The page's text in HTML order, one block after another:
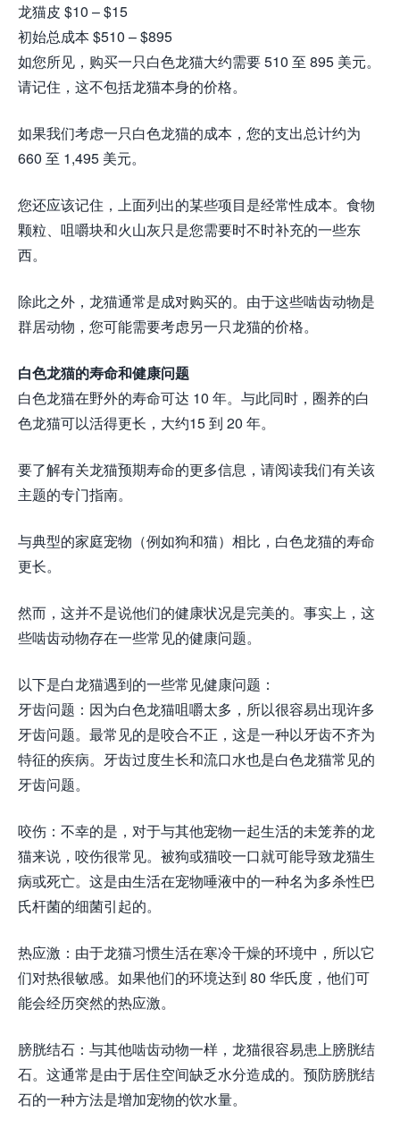
龙猫皮 $10 – $15
初始总成本 $510 – $895
如您所见，购买一只白色龙猫大约需要 510 至 895 美元。
请记住，这不包括龙猫本身的价格。
如果我们考虑一只白色龙猫的成本，您的支出总计约为
660 至 1,495 美元。
您还应该记住，上面列出的某些项目是经常性成本。食物
颗粒、咀嚼块和火山灰只是您需要时不时补充的一些东
西。
除此之外，龙猫通常是成对购买的。由于这些啮齿动物是
群居动物，您可能需要考虑另一只龙猫的价格。
白色龙猫的寿命和健康问题
白色龙猫在野外的寿命可达 10 年。与此同时，圈养的白
色龙猫可以活得更长，大约15 到 20 年。
要了解有关龙猫预期寿命的更多信息，请阅读我们有关该
主题的专门指南。
与典型的家庭宠物（例如狗和猫）相比，白色龙猫的寿命
更长。
然而，这并不是说他们的健康状况是完美的。事实上，这
些啮齿动物存在一些常见的健康问题。
以下是白龙猫遇到的一些常见健康问题：
牙齿问题：因为白色龙猫咀嚼太多，所以很容易出现许多
牙齿问题。最常见的是咬合不正，这是一种以牙齿不齐为
特征的疾病。牙齿过度生长和流口水也是白色龙猫常见的
牙齿问题。
咬伤：不幸的是，对于与其他宠物一起生活的未笼养的龙
猫来说，咬伤很常见。被狗或猫咬一口就可能导致龙猫生
病或死亡。这是由生活在宠物唾液中的一种名为多杀性巴
氏杆菌的细菌引起的。
热应激：由于龙猫习惯生活在寒冷干燥的环境中，所以它
们对热很敏感。如果他们的环境达到 80 华氏度，他们可
能会经历突然的热应激。
膀胱结石：与其他啮齿动物一样，龙猫很容易患上膀胱结
石。这通常是由于居住空间缺乏水分造成的。预防膀胱结
石的一种方法是增加宠物的饮水量。